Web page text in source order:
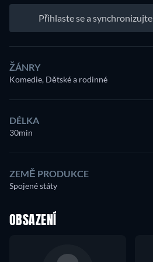
Přihlaste se a
ŽÁNRY
Komedie, Dětské a rodinné
DÉLKA
30min
ZEMĚ PRODUKCE
Spojené státy
OBSAZENÍ